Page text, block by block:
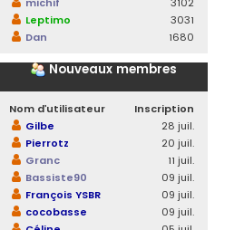
Leptimo
3031
Dan
1680
Nouveaux membres
Nom d’utilisateur
Inscription
Gilbe
28 juil.
Pierrotz
20 juil.
Granc
11 juil.
Bassiste90
09 juil.
François YSBR
09 juil.
cocobasse
09 juil.